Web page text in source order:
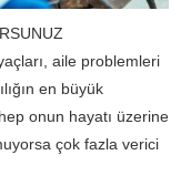
aile problemleri
en büyük
onun hayatı üzerine
çok fazla verici